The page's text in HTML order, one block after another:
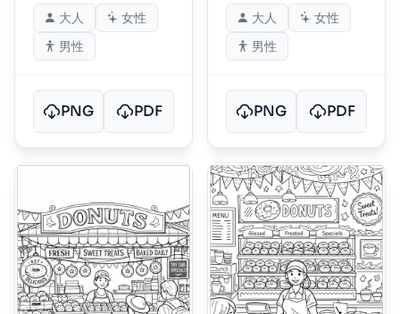
大人
女性
男性
PNG PDF
大人
女性
男性
PNG PDF